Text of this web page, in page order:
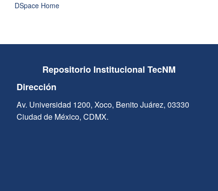
DSpace Home
Repositorio Institucional TecNM
Dirección
Av. Universidad 1200, Xoco, Benito Juárez, 03330
Ciudad de México, CDMX.